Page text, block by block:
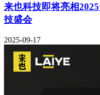
来也科技即将亮相
技盛会
2025-09-17